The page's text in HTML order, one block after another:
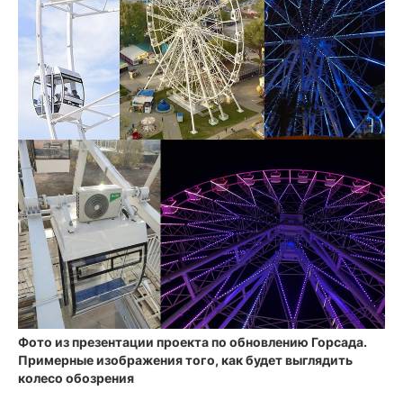
Фото из презентации проекта по обновлению Горсада.
Примерные изображения того, как будет выглядить
колесо обозрения